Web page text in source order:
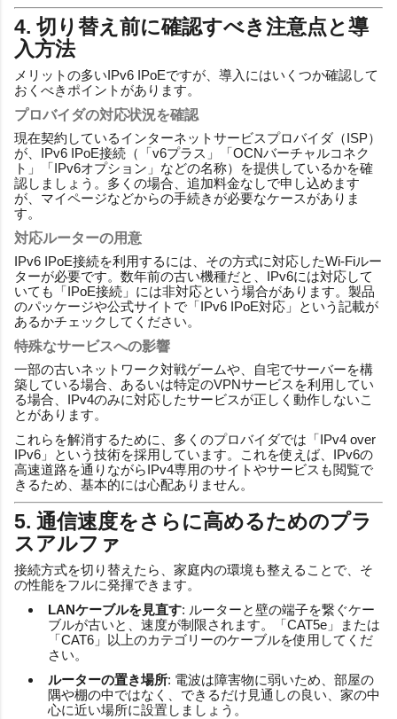
4. 切り替え前に確認すべき注意点と導
入方法
メリットの多いIPv6 IPoEですが、導入にはいくつか確認して
おくべきポイントがあります。
プロバイダの対応状況を確認
現在契約しているインターネットサービスプロバイダ（ISP）
が、IPv6 IPoE接続（「v6プラス」「OCNバーチャルコネク
ト」「IPv6オプション」などの名称）を提供しているかを確
認しましょう。多くの場合、追加料金なしで申し込めます
が、マイページなどからの手続きが必要なケースがありま
す。
対応ルーターの用意
IPv6 IPoE接続を利用するには、その方式に対応したWi-Fiルー
ターが必要です。数年前の古い機種だと、IPv6には対応して
いても「IPoE接続」には非対応という場合があります。製品
のパッケージや公式サイトで「IPv6 IPoE対応」という記載が
あるかチェックしてください。
特殊なサービスへの影響
一部の古いネットワーク対戦ゲームや、自宅でサーバーを構
築している場合、あるいは特定のVPNサービスを利用してい
る場合、IPv4のみに対応したサービスが正しく動作しないこ
とがあります。
これらを解消するために、多くのプロバイダでは「IPv4 over
IPv6」という技術を採用しています。これを使えば、IPv6の
高速道路を通りながらIPv4専用のサイトやサービスも閲覧で
きるため、基本的には心配ありません。
5. 通信速度をさらに高めるためのプラ
スアルファ
接続方式を切り替えたら、家庭内の環境も整えることで、そ
の性能をフルに発揮できます。
LANケーブルを見直す: ルーターと壁の端子を繋ぐケー
ブルが古いと、速度が制限されます。「CAT5e」または
「CAT6」以上のカテゴリーのケーブルを使用してくだ
さい。
ルーターの置き場所: 電波は障害物に弱いため、部屋の
隅や棚の中ではなく、できるだけ見通しの良い、家の中
心に近い場所に設置しましょう。